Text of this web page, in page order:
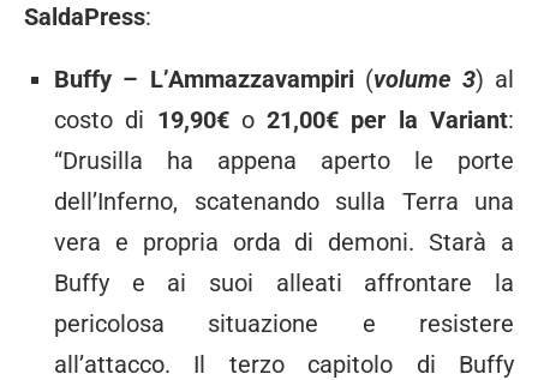
SaldaPress:
Buffy – L’Ammazzavampiri(volume 3) al
costo di 19,90€o21,00€ per la Variant:
“Drusilla ha appena aperto le porte
dell’Inferno, scatenando sulla Terra una
vera e propria orda di demoni. Starà a
Buffy e ai suoi alleati affrontare la
pericolosa situazione e resistere
all’attacco. Il terzo capitolo di Buffy